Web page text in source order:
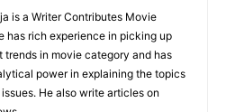
is a Writer Contributes Movie
has rich experience in picking up
trends in movie category and has
power in explaining the topics
He also write articles on